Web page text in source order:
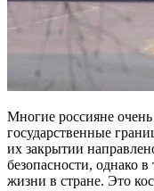
Многие россияне
государственные
их закрытии
безопасности, однако
жизни в стране. Это